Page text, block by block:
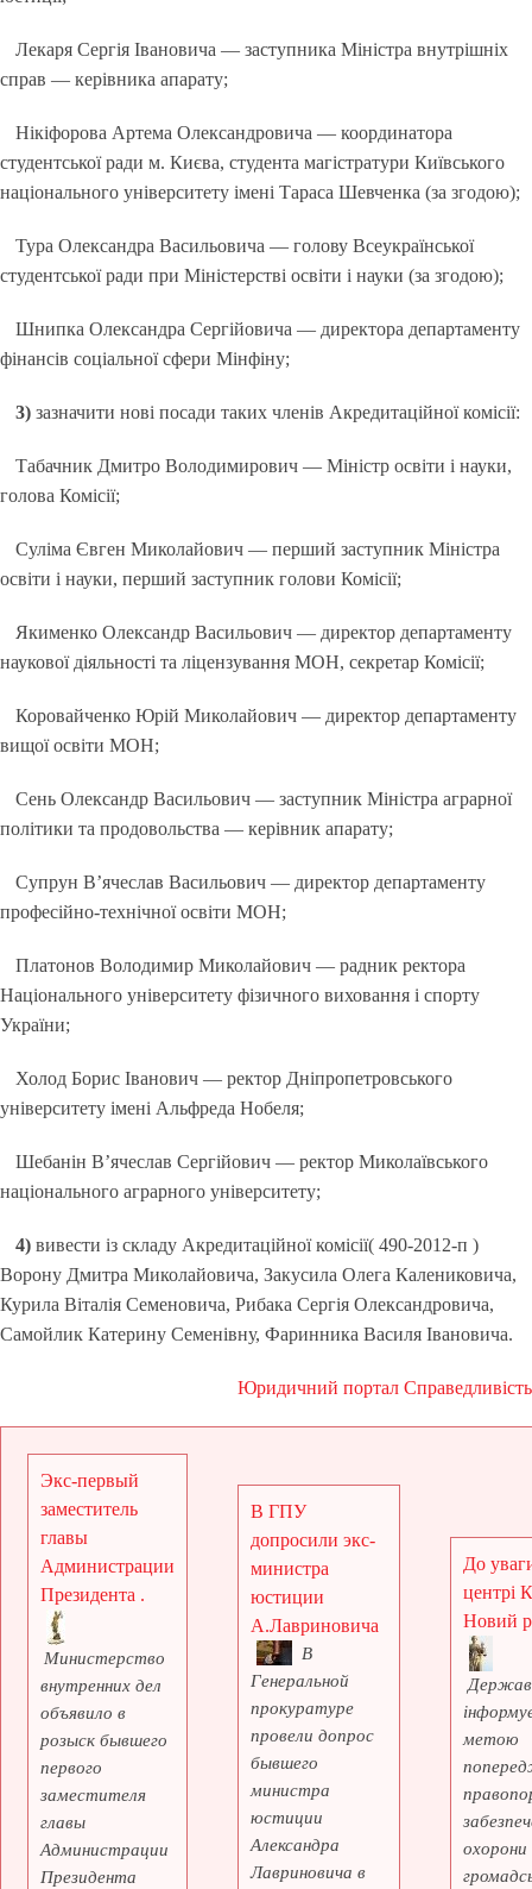
Лекаря Сергія Івановича — заступника Міністра внутрішніх
справ — керівника апарату;
Нікіфорова Артема Олександровича — координатора
студентської ради м. Києва, студента магістратури Київського
національного університету імені Тараса Шевченка (за згодою);
Тура Олександра Васильовича — голову Всеукраїнської
студентської ради при Міністерстві освіти і науки (за згодою);
Шнипка Олександра Сергійовича — директора департаменту
фінансів соціальної сфери Мінфіну;
3) зазначити нові посади таких членів Акредитаційної комісії:
Табачник Дмитро Володимирович — Міністр освіти і науки,
голова Комісії;
Суліма Євген Миколайович — перший заступник Міністра
освіти і науки, перший заступник голови Комісії;
Якименко Олександр Васильович — директор департаменту
наукової діяльності та ліцензування МОН, секретар Комісії;
Коровайченко Юрій Миколайович — директор департаменту
вищої освіти МОН;
Сень Олександр Васильович — заступник Міністра аграрної
політики та продовольства — керівник апарату;
Супрун В’ячеслав Васильович — директор департаменту
професійно-технічної освіти МОН;
Платонов Володимир Миколайович — радник ректора
Національного університету фізичного виховання і спорту
України;
Холод Борис Іванович — ректор Дніпропетровського
університету імені Альфреда Нобеля;
Шебанін В’ячеслав Сергійович — ректор Миколаївського
національного аграрного університету;
4) вивести із складу Акредитаційної комісії( 490-2012-п )
Ворону Дмитра Миколайовича, Закусила Олега Калениковича,
Курила Віталія Семеновича, Рибака Сергія Олександровича,
Самойлик Катерину Семенівну, Фаринника Василя Івановича.
Юридичний портал Справедливість
Экс-первый
заместитель
главы
Администрации
Президента .
Министерство
внутренних дел
объявило в
розыск бывшего
первого
заместителя
главы
Администрации
Президента
В ГПУ
допросили экс-
министра
юстиции
А.Лавриновича
В
Генеральной
прокуратуре
провели допрос
бывшего
министра
юстиции
Александра
Лавриновича в
До
центрі
Новий
метою
охорони